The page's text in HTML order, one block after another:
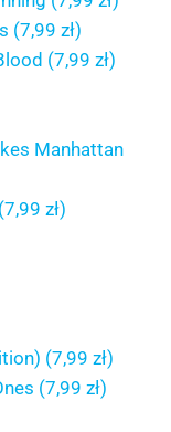
(7,99 zł)
(7,99 zł)
Manhattan
zł)
(7,99 zł)
(7,99 zł)